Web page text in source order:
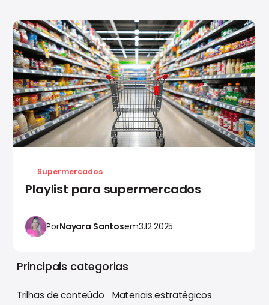
Supermercados
Playlist para supermercados
PorNayara Santosem3.12.2025
Principais categorias
Trilhas de conteúdo Materiais estratégicos